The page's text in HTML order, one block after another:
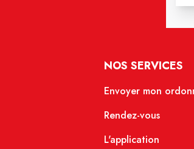
NOS SERVICES
Envoyer mon
Rendez-vous
L'application